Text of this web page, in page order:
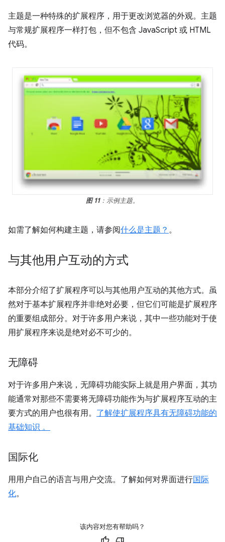
主题是一种特殊的扩展程序，用于更改浏览器的外观。主题
与常规扩展程序一样打包，但不包含 JavaScript 或 HTML
代码。
图 11：示例主题。
如需了解如何构建主题，请参阅什么是主题？ 。
与其他用户互动的方式
本部分介绍了扩展程序可以与其他用户互动的其他方式。虽
然对于基本扩展程序并非绝对必要，但它们可能是扩展程序
的重要组成部分。对于许多用户来说，其中一些功能对于使
用扩展程序来说是绝对必不可少的。
无障碍
对于许多用户来说，无障碍功能实际上就是用户界面，其功
能通常对那些不需要将无障碍功能作为与扩展程序互动的主
要方式的用户也很有用。 了解使扩展程序具有无障碍功能的
基础知识 。
国际化
用用户自己的语言与用户交流。了解如何对界面进行国际
化。
该内容对您有帮助吗？